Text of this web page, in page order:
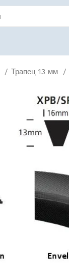
Трапец 13 мм